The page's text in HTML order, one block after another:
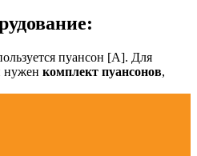
пуансон [А]. Для
нужен комплект пуансонов,